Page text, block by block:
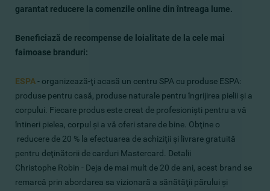
garantat reducere la comenzile online din întreaga lume.
Beneficiază de recompense de loialitate de la cele mai
faimoase branduri:
ESPA- organizează-ţi acasă un centru SPA cu produse ESPA:
produse pentru casă, produse naturale pentru îngrijirea pielii şi a
corpului. Fiecare produs este creat de profesionişti pentru a vă
întineri pielea, corpul şi a vă oferi stare de bine. Obţine o
reducere de 20 % la efectuarea de achiziţii şi livrare gratuită
pentru deţinătorii de carduri Mastercard. Detalii
Christophe Robin - Deja de mai mult de 20 de ani, acest brand se
remarcă prin abordarea sa vizionară a sănătăţii părului şi